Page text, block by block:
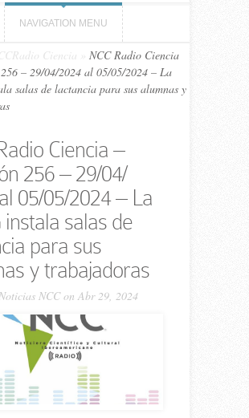
NAVIGATION MENU
Ciencia
NCC Ra­dio Ciencia
– 29/04/​2024 al 05/05/​2024 – La
salas de lactancia para sus alumnas y
Ciencia –
256 – 29/04/​
05/05/​2024 – La
instala salas de
para sus
y trabajadoras
NCCon Abr 29, 2024